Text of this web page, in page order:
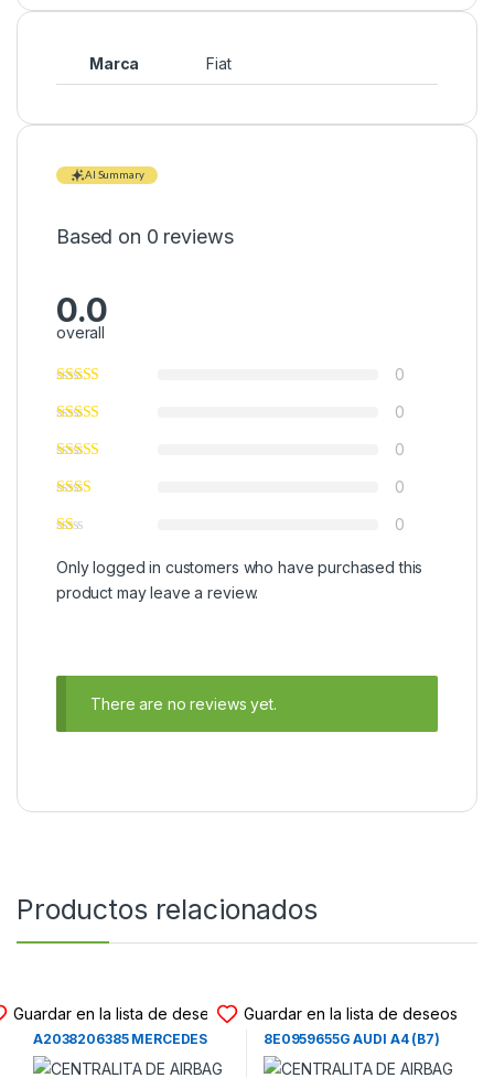
Marca Fiat
AI Summary
Based on 0 reviews
0.0
overall
0
0
0
0
0
Only logged in customers who have purchased this
product may leave a review.
There are no reviews yet.
Productos relacionados
Guardar en la lista de deseos
CENTRALITA DE AIRBAG
A2038206385 MERCEDES
BENZ CLASE C (W203) –
MERCEDES BENZ CLASE S
Guardar en la lista de deseos
CENTRALITA DE AIRBAG
8E0959655G AUDI A4 (B7)
(2005-2008)